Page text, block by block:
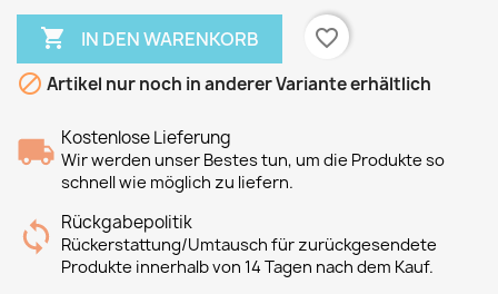
 IN DEN WARENKORB
favorite_border
 Artikel nur noch in anderer Variante erhältlich
Kostenlose Lieferung
Wir werden unser Bestes tun, um die Produkte so
schnell wie möglich zu liefern.
Rückgabepolitik
Rückerstattung/Umtausch für zurückgesendete
Produkte innerhalb von 14 Tagen nach dem Kauf.